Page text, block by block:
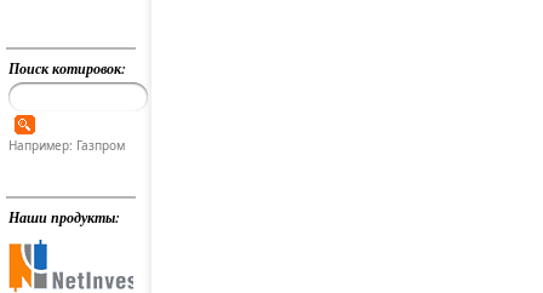
Поиск котировок:
Например: Газпром
Наши продукты: